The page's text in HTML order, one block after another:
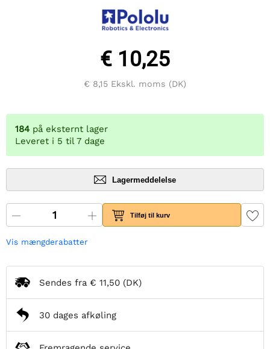
€ 10,25
€ 8,15 Ekskl. moms (DK)
184 på eksternt lager
Leveret i 5 til 7 dage
Lagermeddelelse
Tilføj til kurv
Vis mængderabatter
Sendes fra € 11,50 (DK)
30 dages afkøling